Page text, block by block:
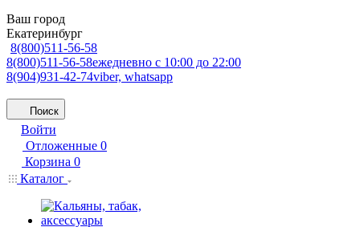
Ваш город
Екатеринбург
8(800)511-56-58
8(800)511-56-58ежедневно с 10:00 до 22:00
8(904)931-42-74viber, whatsapp
Поиск
Войти
Отложенные 0
Корзина 0
Каталог